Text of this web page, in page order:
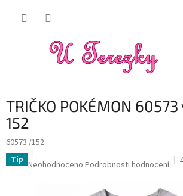
TRIČKO POKÉMON
152
60573 /152
Tip Průměrné
Neohodnoceno Podrobnosti hodnocení